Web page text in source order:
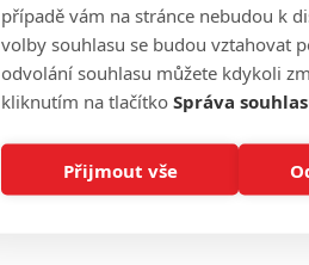
případě vám na stránce nebudou k
volby souhlasu se budou vztahovat
odvolání souhlasu můžete kdykoli
kliknutím na tlačítko Správa
Přijmout vše